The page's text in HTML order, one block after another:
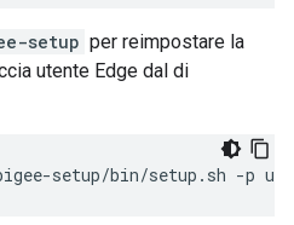
setup per reimpostare la
utente Edge dal di
setup/bin/setup.sh -p